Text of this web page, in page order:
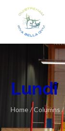
Lundi
Home/Columns /